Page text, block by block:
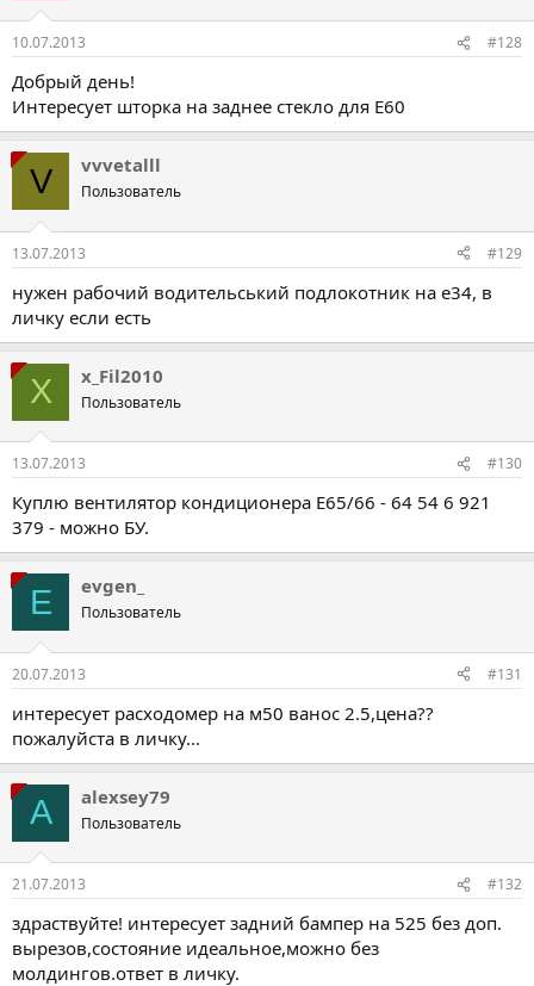
10.07.2013 #128
Добрый день!
Интересует шторка на заднее стекло для Е60
V vvvetalll
Пользователь
13.07.2013 #129
нужен рабочий водительський подлокотник на е34, в
личку если есть
X x_Fil2010
Пользователь
13.07.2013 #130
Куплю вентилятор кондиционера E65/66 - 64 54 6 921
379 - можно БУ.
E evgen_
Пользователь
20.07.2013 #131
интересует расходомер на м50 ванос 2.5,цена??
пожалуйста в личку...
A alexsey79
Пользователь
21.07.2013 #132
здраствуйте! интересует задний бампер на 525 без доп.
вырезов,состояние идеальное,можно без
молдингов.ответ в личку.